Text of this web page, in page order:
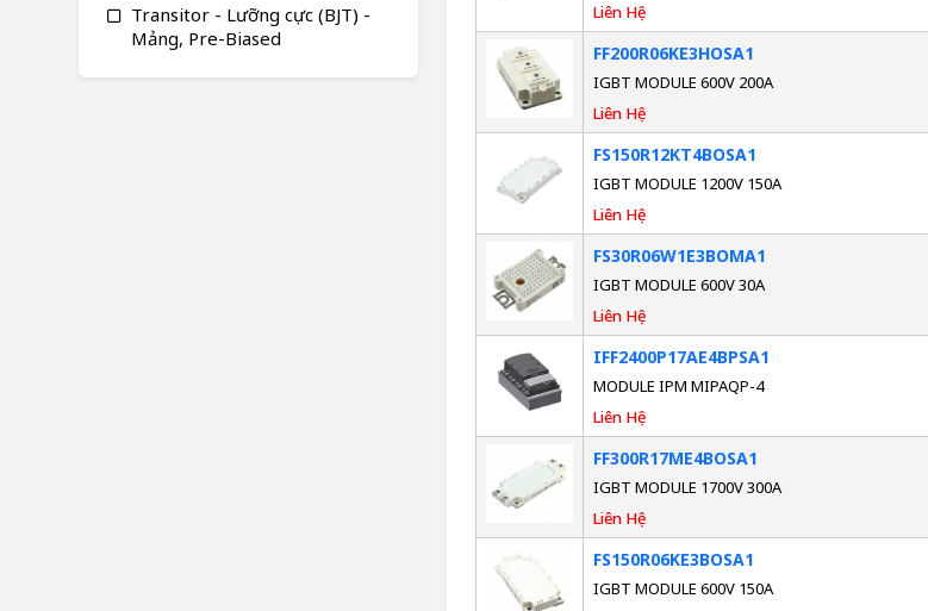
Liên Hệ
FF200R06KE3HOSA1
IGBT MODULE 600V 200A
Liên Hệ
FS150R12KT4BOSA1
IGBT MODULE 1200V 150A
Liên Hệ
FS30R06W1E3BOMA1
IGBT MODULE 600V 30A
Liên Hệ
IFF2400P17AE4BPSA1
MODULE IPM MIPAQP-4
Liên Hệ
FF300R17ME4BOSA1
IGBT MODULE 1700V 300A
Liên Hệ
FS150R06KE3BOSA1
IGBT MODULE 600V 150A
Transitor - Lưỡng cực (BJT) -
Mảng, Pre-Biased